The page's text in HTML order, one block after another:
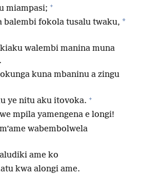
miampasi; +
balembi fokola tusalu twaku, *
walembi manina muna
kuna mbaninu a zingu
ye nitu aku itovoka. +
mpila yamengena e longi!
wabembolwela
ame ko
kwa alongi ame.